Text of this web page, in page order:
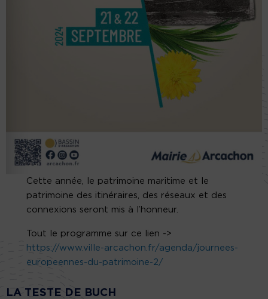
Cette année, le patrimoine maritime et le
patrimoine des itinéraires, des réseaux et des
connexions seront mis à l’honneur.
Tout le programme sur ce lien ->
https://www.ville-arcachon.fr/agenda/journees-
europeennes-du-patrimoine-2/
LA TESTE DE BUCH